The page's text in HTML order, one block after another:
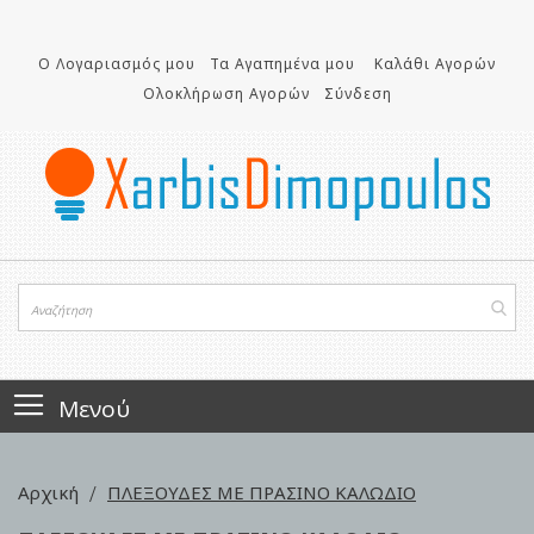
περιεχόμενο
Ο Λογαριασμός μου Τα Αγαπημένα μου
Καλάθι Αγορών
Ολοκλήρωση Αγορών
Σύνδεση
Μενού
Αρχική ΠΛΕΞΟΥΔΕΣ ΜΕ ΠΡΑΣΙΝΟ ΚΑΛΩΔΙΟ